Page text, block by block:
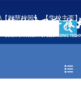
【智慧校园】 【学校主页】